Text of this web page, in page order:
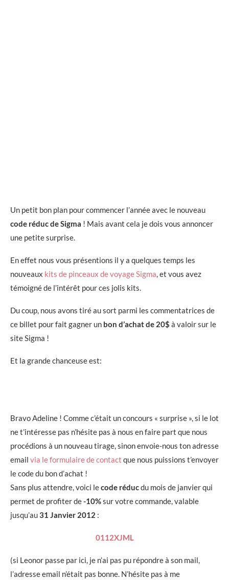
Un petit bon plan pour commencer l’année avec le nouveau
code réduc de Sigma ! Mais avant cela je dois vous annoncer
une petite surprise.
En effet nous vous présentions il y a quelques temps les
nouveaux kits de pinceaux de voyage Sigma, et vous avez
témoigné de l’intérêt pour ces jolis kits.
Du coup, nous avons tiré au sort parmi les commentatrices de
ce billet pour fait gagner un bon d’achat de 20$ à valoir sur le
site Sigma !
Et la grande chanceuse est:
Bravo Adeline ! Comme c’était un concours « surprise », si le lot
ne t’intéresse pas n’hésite pas à nous en faire part que nous
procédions à un nouveau tirage, sinon envoie-nous ton adresse
email via le formulaire de contact que nous puissions t’envoyer
le code du bon d’achat !
Sans plus attendre, voici lecode réducdu mois de janvier qui
permet de profiter de-10%sur votre commande, valable
jusqu’au31 Janvier 2012 :
0112XJML
(si Leonor passe par ici, je n’ai pas pu répondre à son mail,
l’adresse email n’était pas bonne. N’hésite pas à me